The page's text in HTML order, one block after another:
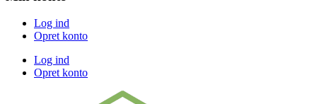
Log ind
Opret konto
Log ind
Opret konto